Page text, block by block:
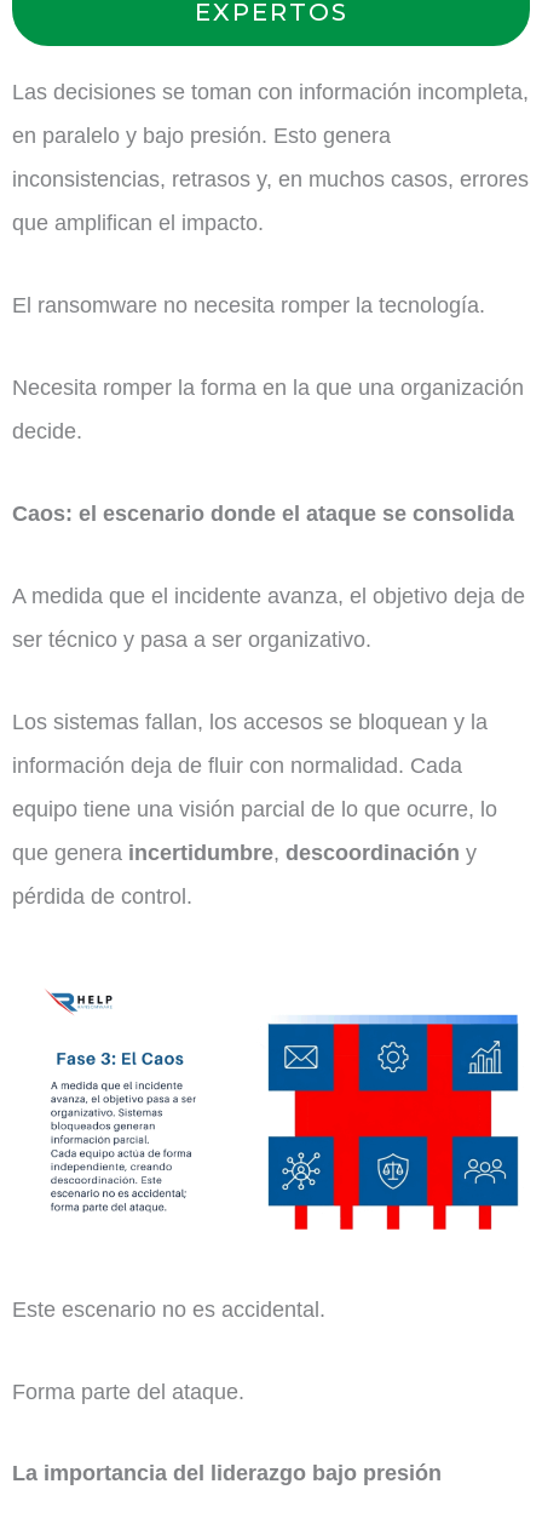
EXPERTOS
Las decisiones se toman con información incompleta,
en paralelo y bajo presión. Esto genera
inconsistencias, retrasos y, en muchos casos, errores
que amplifican el impacto.
El ransomware no necesita romper la tecnología.
Necesita romper la forma en la que una organización
decide.
Caos: el escenario donde el ataque se consolida
A medida que el incidente avanza, el objetivo deja de
ser técnico y pasa a ser organizativo.
Los sistemas fallan, los accesos se bloquean y la
información deja de fluir con normalidad. Cada
equipo tiene una visión parcial de lo que ocurre, lo
que genera incertidumbre, descoordinación y
pérdida de control.
Este escenario no es accidental.
Forma parte del ataque.
La importancia del liderazgo bajo presión